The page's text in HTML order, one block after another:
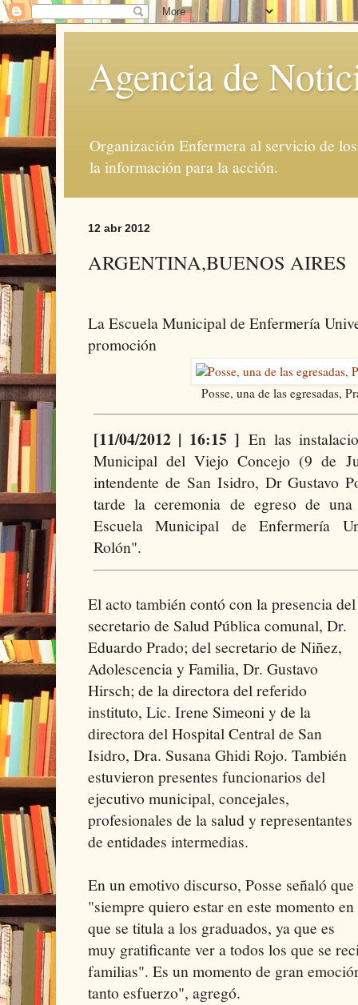
Agencia de
Organización Enfermera al servicio de
la información para la acción.
12 abr 2012
ARGENTINA,BUENOS AIRES
La Escuela Municipal de Enfermería
promoción
Posse, una de las egresadas,
[11/04/2012 | 16:15 ] En las
Municipal del Viejo Concejo (9 de
intendente de San Isidro, Dr Gustavo
tarde la ceremonia de egreso de
Escuela Municipal de Enfermería
Rolón".
El acto también contó con la presencia del
secretario de Salud Pública comunal, Dr.
Eduardo Prado; del secretario de Niñez,
Adolescencia y Familia, Dr. Gustavo
Hirsch; de la directora del referido
instituto, Lic. Irene Simeoni y de la
directora del Hospital Central de San
Isidro, Dra. Susana Ghidi Rojo. También
estuvieron presentes funcionarios del
ejecutivo municipal, concejales,
profesionales de la salud y representantes
de entidades intermedias.
En un emotivo discurso, Posse señaló que
"siempre quiero estar en este momento en
que se titula a los graduados, ya que es
muy gratificante ver a todos los que se
familias". Es un momento de gran
tanto esfuerzo", agregó.